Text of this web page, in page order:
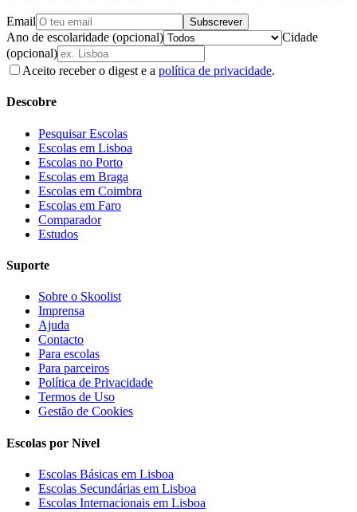
Email Subscrever
Ano de escolaridade (opcional)
Cidade
(opcional)
Aceito receber o digest e a política de privacidade.
Descobre
Pesquisar Escolas
Escolas em Lisboa
Escolas no Porto
Escolas em Braga
Escolas em Coimbra
Escolas em Faro
Comparador
Estudos
Suporte
Sobre o Skoolist
Imprensa
Ajuda
Contacto
Para escolas
Para parceiros
Política de Privacidade
Termos de Uso
Gestão de Cookies
Escolas por Nível
Escolas Básicas em Lisboa
Escolas Secundárias em Lisboa
Escolas Internacionais em Lisboa